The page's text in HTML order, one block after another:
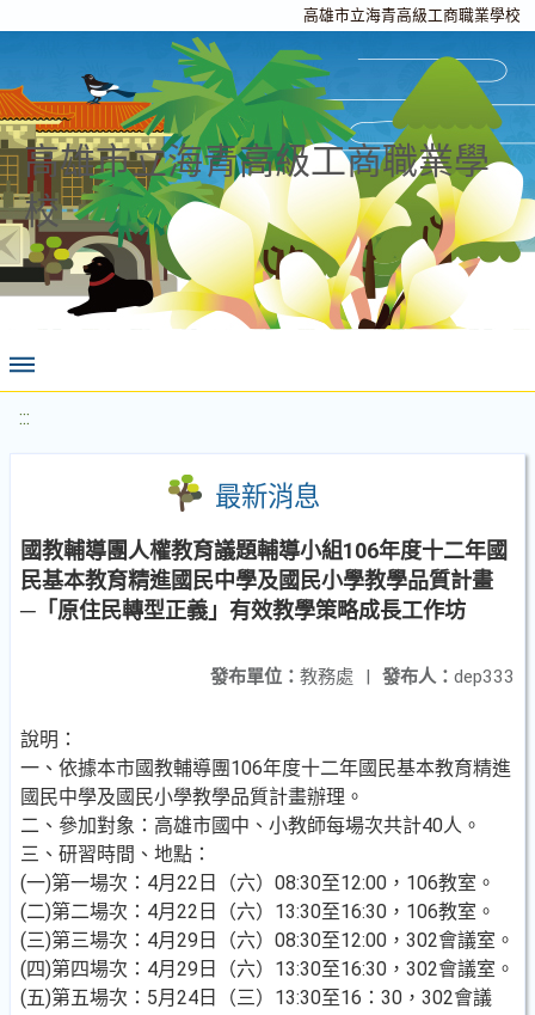
高雄市立海青高級工商職業學校
高雄市立海青高級工商職業學
校
:::
最新消息
國教輔導團人權教育議題輔導小組106年度十二年國
民基本教育精進國民中學及國民小學教學品質計畫
─「原住民轉型正義」有效教學策略成長工作坊
發布人： dep333
發布單位： 教務處 |
說明：
一、依據本市國教輔導團106年度十二年國民基本教育精進
國民中學及國民小學教學品質計畫辦理。
二、參加對象：高雄市國中、小教師每場次共計40人。
三、研習時間、地點：
(一)第一場次：4月22日（六）08:30至12:00，106教室。
(二)第二場次：4月22日（六）13:30至16:30，106教室。
(三)第三場次：4月29日（六）08:30至12:00，302會議室。
(四)第四場次：4月29日（六）13:30至16:30，302會議室。
(五)第五場次：5月24日（三）13:30至16：30，302會議